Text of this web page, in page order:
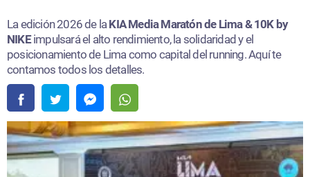
La edición 2026 de la KIA Media Maratón de Lima & 10K by
NIKEimpulsará el alto rendimiento, la solidaridad y el
posicionamiento de Lima como capital del running. Aquí te
contamos todos los detalles.